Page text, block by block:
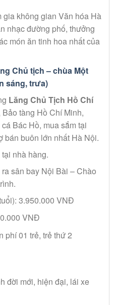
gia không gian Văn hóa Hà
nhạc đường phố, thưởng
món ăn tinh hoa nhất của
Chủ tịch – chùa Một
sáng, trưa)
Lăng Chủ Tịch Hồ Chí
tàng Hồ Chí Minh,
Bác Hồ, mua sắm tại
buôn lớn nhất Hà Nội.
nhà hàng.
sân bay Nội Bài – Chào
3.950.000 VNĐ
VNĐ
phí 01 trẻ, trẻ thứ 2
đời mới, hiện đại, lái xe